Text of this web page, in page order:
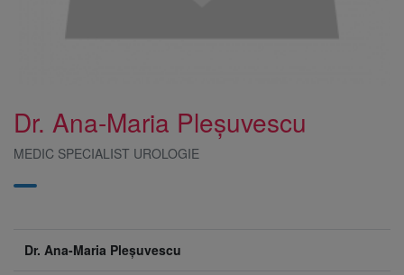
Dr. Ana-Maria Pleșuvescu
MEDIC SPECIALIST UROLOGIE
Dr. Ana-Maria Pleșuvescu